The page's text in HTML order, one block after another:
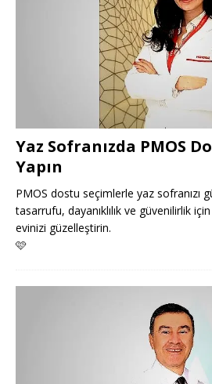
Yaz Sofranızda PMOS
Yapın
PMOS dostu seçimlerle yaz sofranızı
tasarrufu, dayanıklılık ve güvenilirlik
evinizi güzelleştirin.
🩷